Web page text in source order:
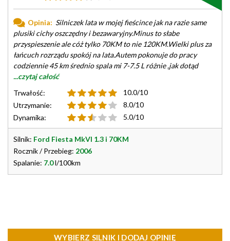
Opinia: Silniczek lata w mojej fieścince jak na razie same
plusiki cichy oszczędny i bezawaryjny.Minus to słabe
przyspieszenie ale cóż tylko 70KM to nie 120KM.Wielki plus za
łańcuch rozrządu spokój na lata.Autem pokonuje do pracy
codziennie 45 km średnio spala mi 7-7.5 L różnie ,jak dotąd
...czytaj całość
Trwałość:
10.0/10
Utrzymanie:
8.0/10
Dynamika:
5.0/10
Silnik: Ford Fiesta MkVI 1.3 i 70KM
Rocznik / Przebieg: 2006
Spalanie: 7.0l/100km
WYBIERZ SILNIK I DODAJ OPINIĘ